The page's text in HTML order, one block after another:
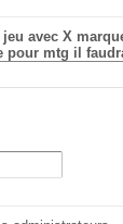
avec X
pour mtg il